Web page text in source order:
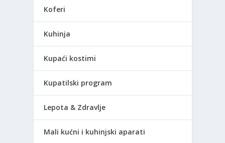
Koferi
Kuhinja
Kupaći kostimi
Kupatilski program
Lepota & Zdravlje
Mali kućni i kuhinjski aparati